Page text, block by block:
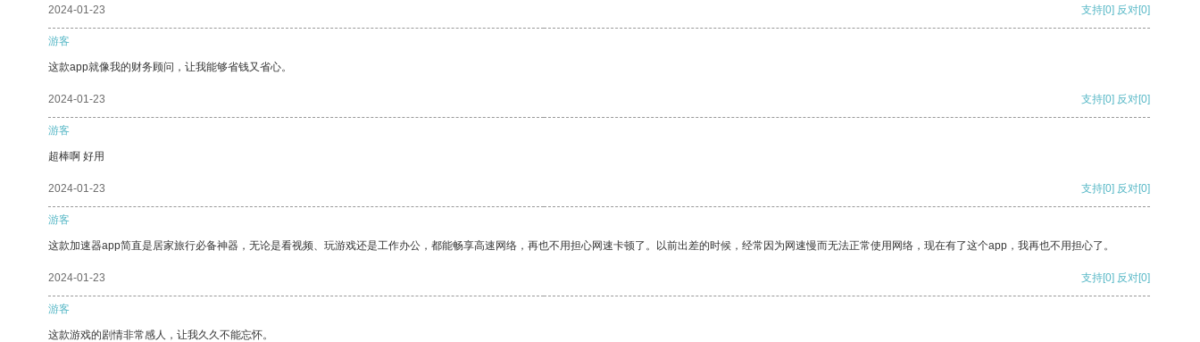
2024-01-23 支持[0] 反对[0]
游客
这款app就像我的财务顾问，让我能够省钱又省心。
2024-01-23 支持[0] 反对[0]
游客
超棒啊 好用
2024-01-23 支持[0] 反对[0]
游客
这款加速器app简直是居家旅行必备神器，无论是看视频、玩游戏还是工作办公，都能畅享高速网络，再也不用担心网速卡顿了。以前出差的时候，经常因为网速慢而无法正常使用网络，现在有了这个app，我再也不用担心了。
2024-01-23 支持[0] 反对[0]
游客
这款游戏的剧情非常感人，让我久久不能忘怀。